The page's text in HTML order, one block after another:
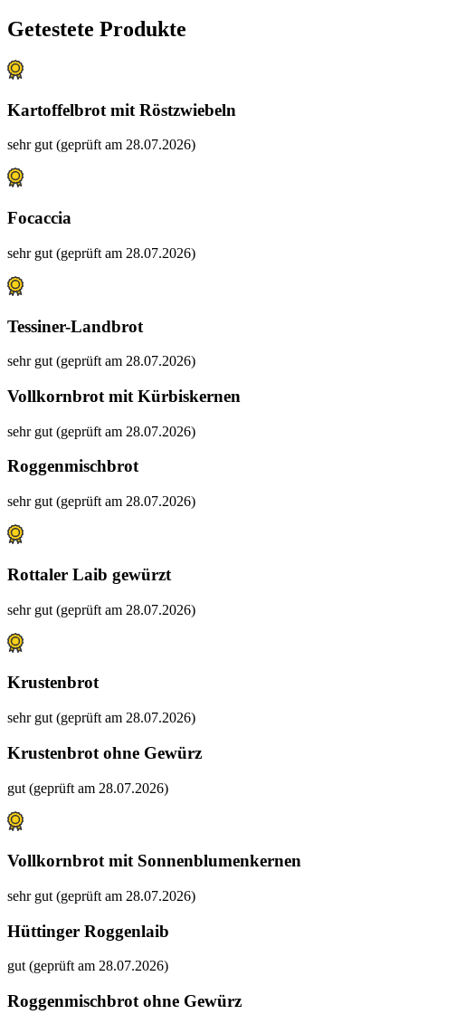
Getestete Produkte
Kartoffelbrot mit Röstzwiebeln
sehr gut (geprüft am 28.07.2026)
Focaccia
sehr gut (geprüft am 28.07.2026)
Tessiner-Landbrot
sehr gut (geprüft am 28.07.2026)
Vollkornbrot mit Kürbiskernen
sehr gut (geprüft am 28.07.2026)
Roggenmischbrot
sehr gut (geprüft am 28.07.2026)
Rottaler Laib gewürzt
sehr gut (geprüft am 28.07.2026)
Krustenbrot
sehr gut (geprüft am 28.07.2026)
Krustenbrot ohne Gewürz
gut (geprüft am 28.07.2026)
Vollkornbrot mit Sonnenblumenkernen
sehr gut (geprüft am 28.07.2026)
Hüttinger Roggenlaib
gut (geprüft am 28.07.2026)
Roggenmischbrot ohne Gewürz